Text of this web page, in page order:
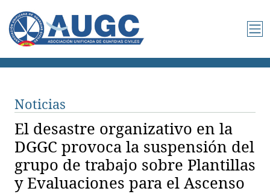
Noticias
El desastre organizativo en la
DGGC provoca la suspensión del
grupo de trabajo sobre Plantillas
y Evaluaciones para el Ascenso